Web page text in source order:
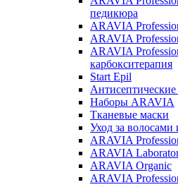
педикюра
ARAVIA
ARAVIA
ARAVIA
карбокситерапия
Start Epil
Антисептические
Наборы ARAVIA
Тканевые маски
Уход за
ARAVIA
ARAVIA
ARAVIA Organic
ARAVIA